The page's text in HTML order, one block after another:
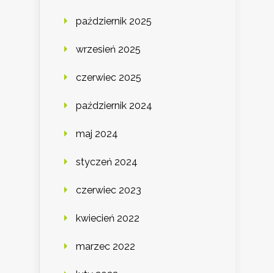
październik 2025
wrzesień 2025
czerwiec 2025
październik 2024
maj 2024
styczeń 2024
czerwiec 2023
kwiecień 2022
marzec 2022